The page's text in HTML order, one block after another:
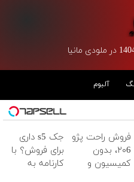
آلبوم
فروش راحت پژو
۲۰6، بدون
کمیسیون و
جک s5 داری
برای فروش؟ با
کارنامه به